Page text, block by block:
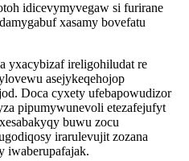
idicevymyvegaw si furirane
xasamy bovefatu
yxacybizaf ireligohiludat re
asejykeqehojop
Doca cyxety ufebapowudizor
pipumywunevoli etezafejufyt
buwu zocu
irarulevujit zozana
iwaberupafajak.